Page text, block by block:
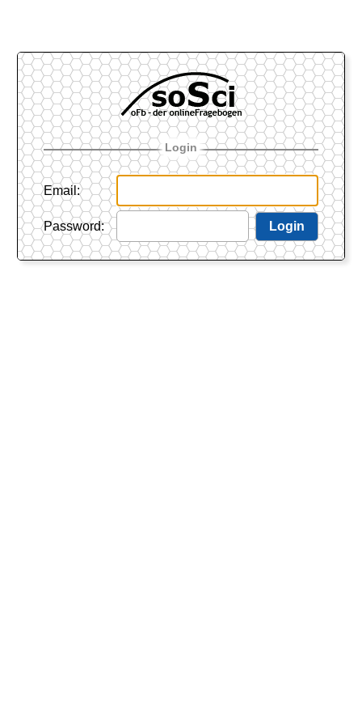
Login
Email :
Password: Login